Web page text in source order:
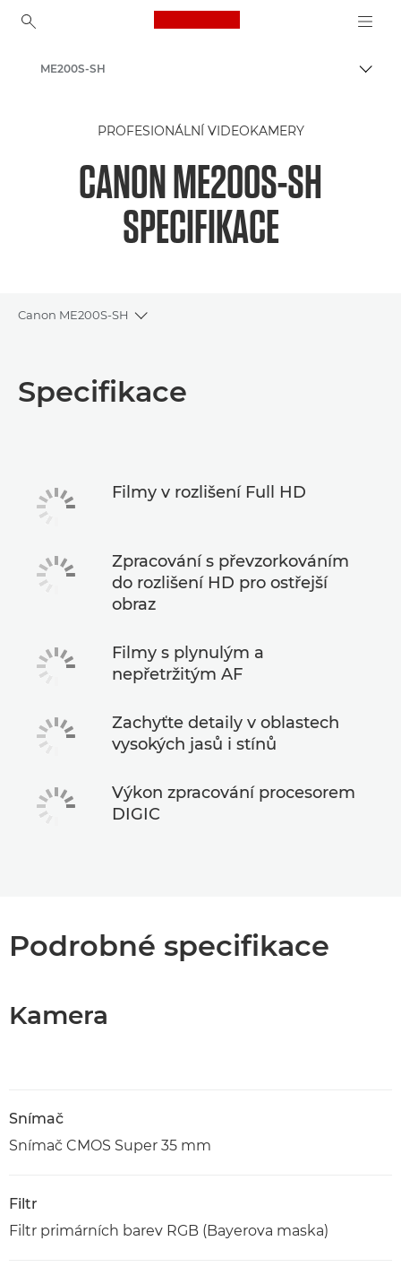
Canon Logo, back to
ME200S-SH
PROFESIONÁLNÍ VIDEOKAMERY
CANON ME200S-SH
SPECIFIKACE
Canon ME200S-SH
Toggle breadcrumbs
Specifikace
Specifikace
Filmy v rozlišení Full HD
Zpracování s převzorkováním
do rozlišení HD pro ostřejší
obraz
Filmy s plynulým a
nepřetržitým AF
Zachyťte detaily v oblastech
vysokých jasů i stínů
Výkon zpracování procesorem
DIGIC
Podrobné specifikace
Kamera
Snímač
Snímač CMOS Super 35 mm
Filtr
Filtr primárních barev RGB (Bayerova maska)